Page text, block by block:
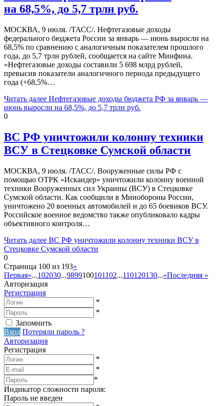
на 68,5%, до 5,7 трлн руб.
МОСКВА, 9 июля. /ТАСС/. Нефтегазовые доходы
федерального бюджета России за январь — июнь выросли на
68,5% по сравнению с аналогичным показателем прошлого
года, до 5,7 трлн рублей, сообщается на сайте Минфина.
«Нефтегазовые доходы составили 5 698 млрд рублей,
превысив показатели аналогичного периода предыдущего
года (+68,5%…
Читать далее Нефтегазовые доходы бюджета РФ за январь —
июнь выросли на 68,5%, до 5,7 трлн руб.
0
ВС РФ уничтожили колонну техники
ВСУ в Стецковке Сумской области
МОСКВА, 9 июля. /ТАСС/. Вооруженные силы РФ с
помощью ОТРК «Искандер» уничтожили колонну военной
техники Вооруженных сил Украины (ВСУ) в Стецковке
Сумской области. Как сообщили в Минобороны России,
уничтожено 20 военных автомобилей и до 65 боевиков ВСУ.
Российское военное ведомство также опубликовало кадры
объективного контроля…
Читать далее ВС РФ уничтожили колонну техники ВСУ в
Стецковке Сумской области
0
Страница 100 из 193«
Первая«...102030...9899100101102...110120130...»Последняя »
Авторизация
Регистрация
*
*
Запомнить
Вход Потеряли пароль ?
Авторизация
Регистрация
*
*
*
Индикатор сложности пароля:
Пароль не введен